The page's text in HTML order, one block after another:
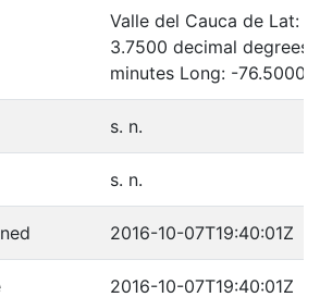
Valle del Cauca de Lat:
3.7500 decimal degrees
minutes Long: -76.5000
s. n.
s. n.
2016-10-07T19:40:01Z
2016-10-07T19:40:01Z